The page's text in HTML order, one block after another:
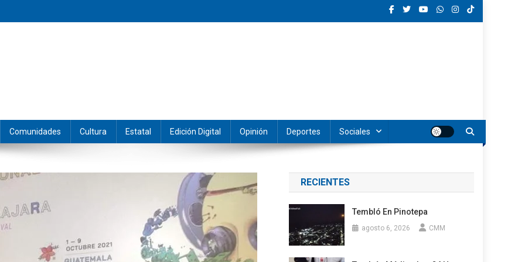
Comunidades Cultura Estatal Edición Digital Opinión Deportes Sociales
RECIENTES
Tembló En Pinotepa
agosto 6, 2026 CMM